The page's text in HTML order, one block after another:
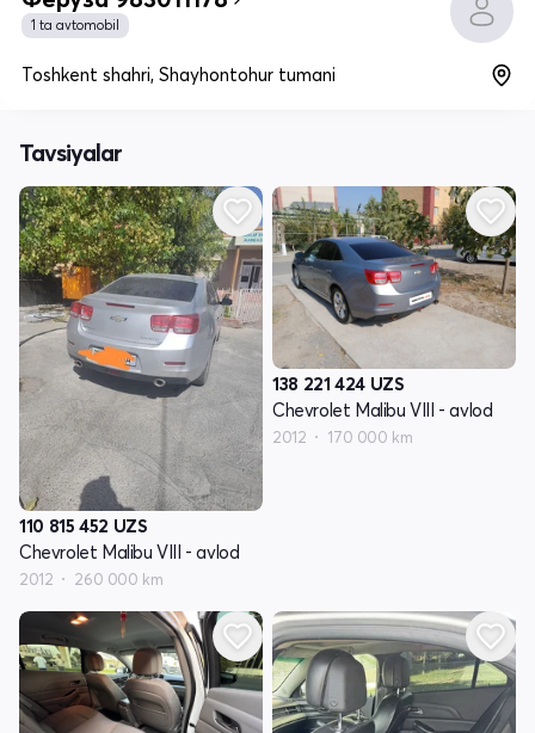
1 ta avtomobil
Toshkent shahri, Shayhontohur tumani
Tavsiyalar
110 815 452 UZS
Chevrolet Malibu VIII - avlod
2012 260 000 km
138 221 424 UZS
Chevrolet Malibu VIII - avlod
2012 170 000 km